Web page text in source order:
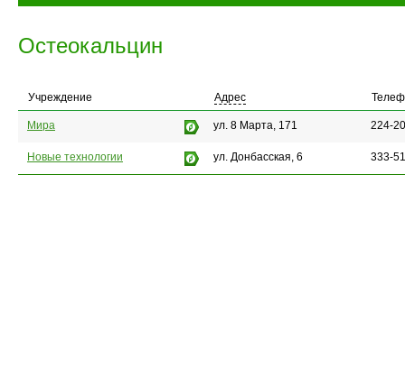
Остеокальцин
Учреждение Адрес
Мира ул. 8 Марта, 171 224-
Новые технологии ул. Донбасская, 6 333-